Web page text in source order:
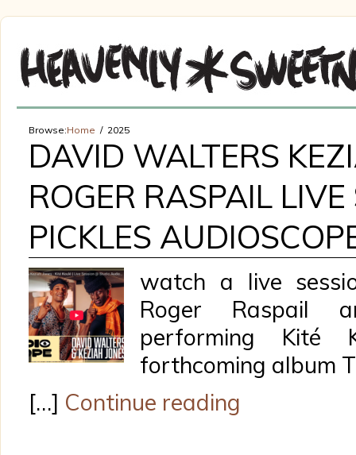
Browse:Home 2025
DAVID WALTERS
ROGER RASPAIL
PICKLES
watch a live
Roger Raspail
performing Kité
forthcoming album
[…] Continue reading